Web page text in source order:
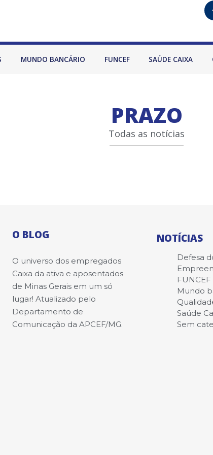
MUNDO BANCÁRIO FUNCEF SAÚDE CAIXA
PRAZO
Todas as notícias
O BLOG
O universo dos empregados
Caixa da ativa e aposentados
de Minas Gerais em um só
lugar! Atualizado pelo
Departamento de
Comunicação da APCEF/MG.
NOTÍCIAS
Defesa
FUNCEF
Mundo
Saúde
Sem